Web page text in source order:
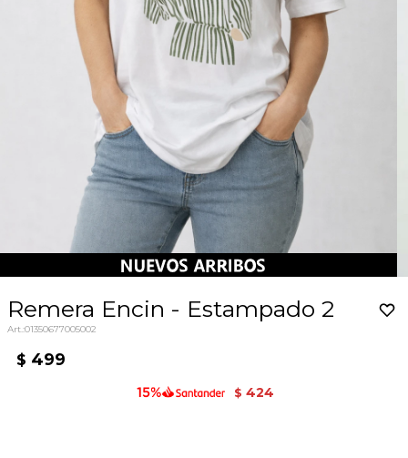
Remera Encin - Estampado 2
01350677005002
$ 499
$ 424